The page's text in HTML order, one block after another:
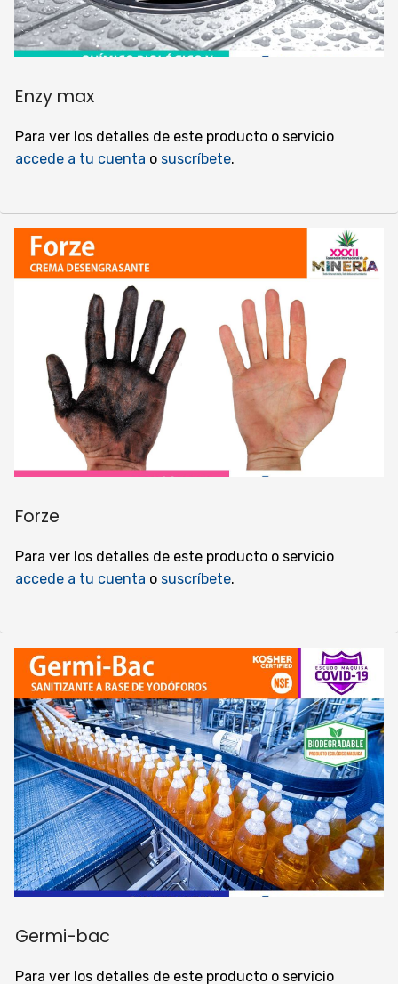
Enzy max
Para ver los detalles de este producto o servicio
accede a tu cuenta o suscríbete.
Forze
Para ver los detalles de este producto o servicio
accede a tu cuenta o suscríbete.
Germi-bac
Para ver los detalles de este producto o servicio